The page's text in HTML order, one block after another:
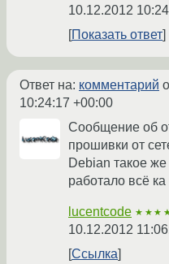
10.12.2012
Показать ответ
Ответ на: комментарий
10:24:17 +00:00
Сообщение об
прошивки от
Debian такое
работало всё
lucentcode
10.12.2012
Ссылка